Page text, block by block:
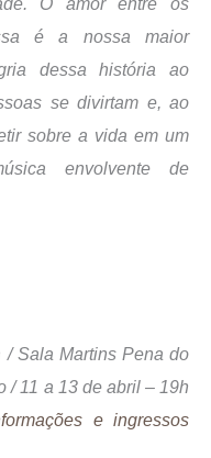
é a nossa maior
dessa história ao
se divirtam e, ao
sobre a vida em um
envolvente de
/ Sala Martins Pena do
/ 11 a 13 de abril – 19h
e ingressos